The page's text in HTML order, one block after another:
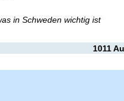
in Schweden wichtig ist
1011